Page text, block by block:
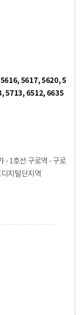
5617, 5620, 5
5713, 6512, 6635
- 1호선 구로역 - 구로
지털단지역